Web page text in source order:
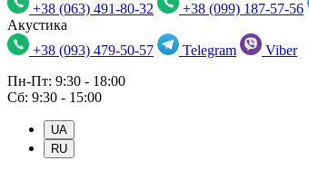
+38 (063) 491-80-32
+38 (099) 187-57-56
Акустика
+38 (093) 479-50-57
Telegram
Viber
Пн-Пт: 9:30 - 18:00
Сб: 9:30 - 15:00
UA
RU